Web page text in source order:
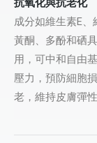
成分如維生素E、
黃酮、多酚和硒
用，可中和自由
壓力，預防細胞
老，維持皮膚彈性